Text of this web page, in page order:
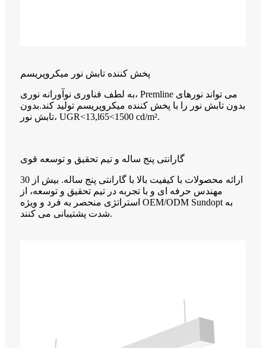
پخش کننده تابش نور میکروپریسم
به لطف فناوری نوآورانه نوری، Premline می تواند نورهای
بدون تابش نور را با پخش کننده میکروپریسم تولید کند.بدون
تابش نور، UGR<13,l65<1500 cd/m².
گارانتی پنج ساله و تیم تحقیق و توسعه قوی
ارائه محصولات با کیفیت بالا با گارانتی پنج ساله. بیش از 30
مهندس حرفه ای و با تجربه در تیم تحقیق و توسعه، از
استراتژی منحصر به فرد و ویژه OEM/ODM Sundopt به
شدت پشتیبانی می کنند.